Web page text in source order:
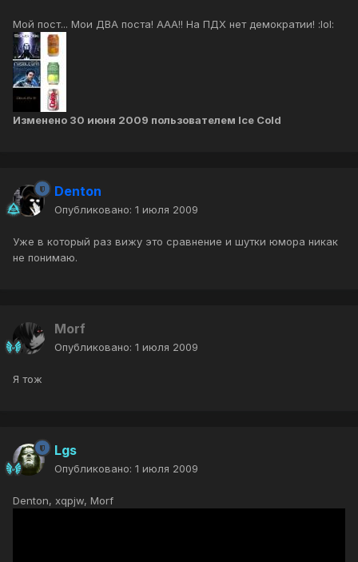
Мой пост... Мои ДВА поста! ААА!! На ПДХ нет демократии! :lol:
Изменено 30 июня 2009 пользователем Ice Cold
Denton
Опубликовано: 1 июля 2009
Уже в который раз вижу это сравнение и шутки юмора никак
не понимаю.
Morf
Опубликовано: 1 июля 2009
Я тож
Lgs
Опубликовано: 1 июля 2009
Denton, xqpjw, Morf